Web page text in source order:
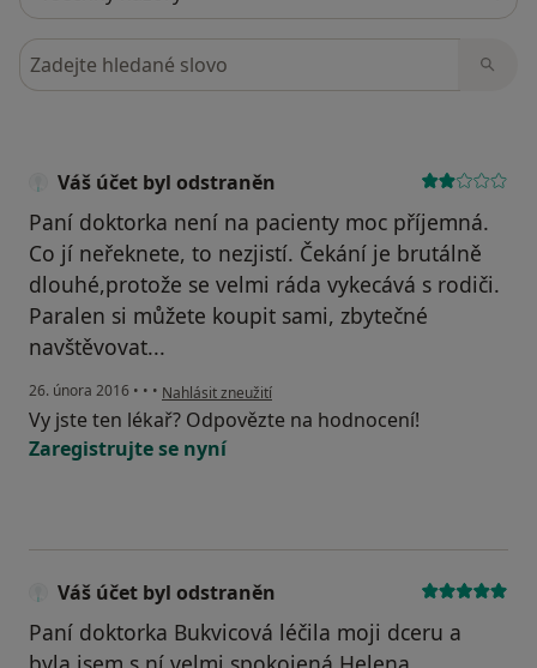
Hledejte v názorech
Váš účet byl odstraněn
Paní doktorka není na pacienty moc příjemná.
Co jí neřeknete, to nezjistí. Čekání je brutálně
dlouhé,protože se velmi ráda vykecává s rodiči.
Paralen si můžete koupit sami, zbytečné
navštěvovat...
26. února 2016 • • • podle názoru uživatele Váš účet byl odstraněn
Nahlásit zneužití
Vy jste ten lékař? Odpovězte na hodnocení!
Zaregistrujte se nyní
Váš účet byl odstraněn
Paní doktorka Bukvicová léčila moji dceru a